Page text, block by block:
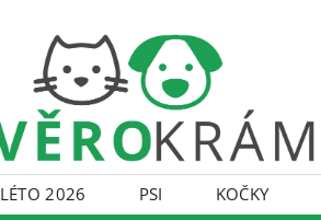
LÉTO 2026 PSI KOČKY